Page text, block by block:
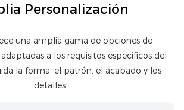
Personalización
una amplia gama de opciones de
a los requisitos específicos del
la forma, el patrón, el acabado y los
detalles.